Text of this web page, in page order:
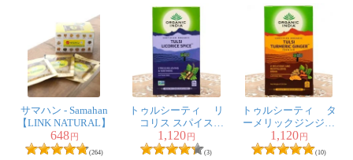
サマハン - Samahan
【LINK NATURAL】
648円
(264)
トゥルシーティ リ
コリス スパイス
TULSI LICORICE
SPICE(25包)
1,120円
(3)
トゥルシーティ タ
ーメリックジンジャ
ー TULSI TURMELIC
GINGER(25包)
1,120円
(10)